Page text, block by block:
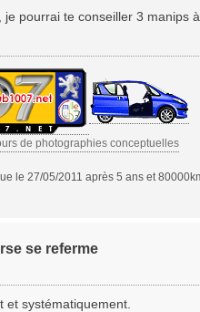
pourrai te conseiller 3 manips
de photographies conceptuelles
le 27/05/2011 après 5 ans et
se referme
systématiquement.